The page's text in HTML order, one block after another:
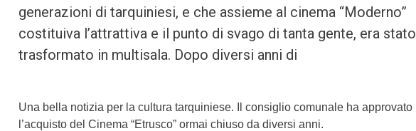
generazioni di tarquiniesi, e che assieme al cinema “Moderno”
costituiva l’attrattiva e il punto di svago di tanta gente, era stato
trasformato in multisala. Dopo diversi anni di
Una bella notizia per la cultura tarquiniese. Il consiglio comunale ha approvato
l’acquisto del Cinema “Etrusco” ormai chiuso da diversi anni.